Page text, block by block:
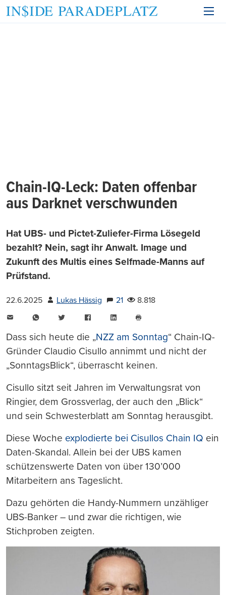
Chain-IQ-Leck: Daten offenbar
aus Darknet verschwunden
Hat UBS- und Pictet-Zuliefer-Firma Lösegeld
bezahlt? Nein, sagt ihr Anwalt. Image und
Zukunft des Multis eines Selfmade-Manns auf
Prüfstand.
22.6.2025 Lukas Hässig 21
8.818
WhatsAppTwitter FacebookLinkedIn
drucken
Dass sich heute die „NZZ am Sonntag“ Chain-IQ-
Gründer Claudio Cisullo annimmt und nicht der
„SonntagsBlick“, überrascht keinen.
Cisullo sitzt seit Jahren im Verwaltungsrat von
Ringier, dem Grossverlag, der auch den „Blick“
und sein Schwesterblatt am Sonntag herausgibt.
Diese Woche explodierte bei Cisullos Chain IQ ein
Daten-Skandal. Allein bei der UBS kamen
schützenswerte Daten von über 130’000
Mitarbeitern ans Tageslicht.
Dazu gehörten die Handy-Nummern unzähliger
UBS-Banker – und zwar die richtigen, wie
Stichproben zeigten.